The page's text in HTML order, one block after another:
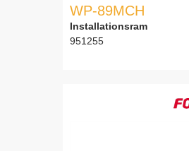
WP-89MCH
Installationsram
951255